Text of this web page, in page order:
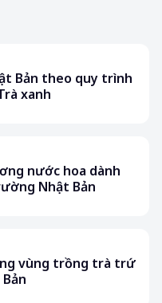
Bản theo quy trình
xanh
nước hoa dành
Nhật Bản
vùng trồng trà trứ